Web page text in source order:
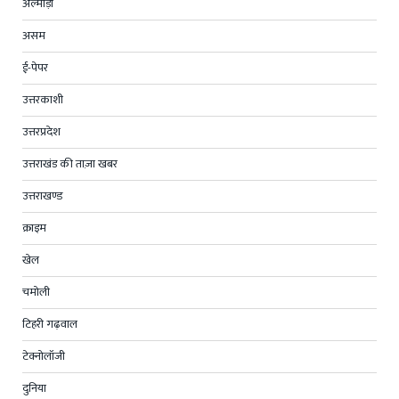
असम
ई-पेपर
उत्तरकाशी
उत्तरप्रदेश
उत्तराखंड की ताज़ा खबर
उत्तराखण्ड
क्राइम
खेल
चमोली
टिहरी गढ़वाल
टेक्नोलॉजी
दुनिया